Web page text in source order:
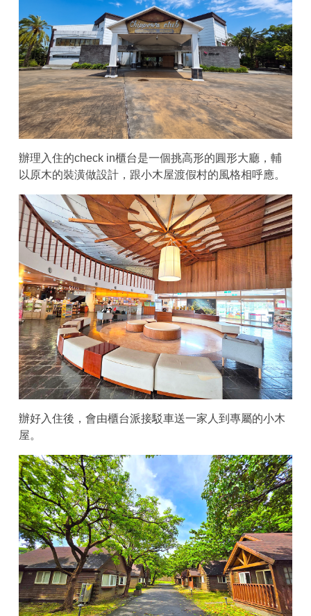
辦理入住的check in櫃台是一個挑高形的圓形大廳，輔
以原木的裝潢做設計，跟小木屋渡假村的風格相呼應。
辦好入住後，會由櫃台派接駁車送一家人到專屬的小木
屋。